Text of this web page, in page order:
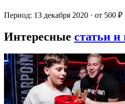
Период: 13 декабря 2020 · от 500 ₽
Интересные статьи